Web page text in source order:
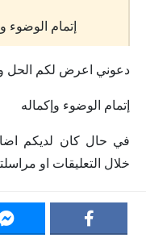
إتمام الوضوء
دعوني اعرض لكم الحل
إتمام الوضوء وإكماله
في حال كان لديكم
خلال التعليقات او